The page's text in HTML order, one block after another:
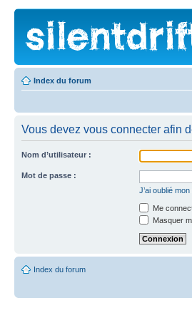
Index du forum
Vous devez vous connecter afin
Nom d’utilisateur :
Mot de passe :
J’ai oublié
Me
Masquer
Index du forum